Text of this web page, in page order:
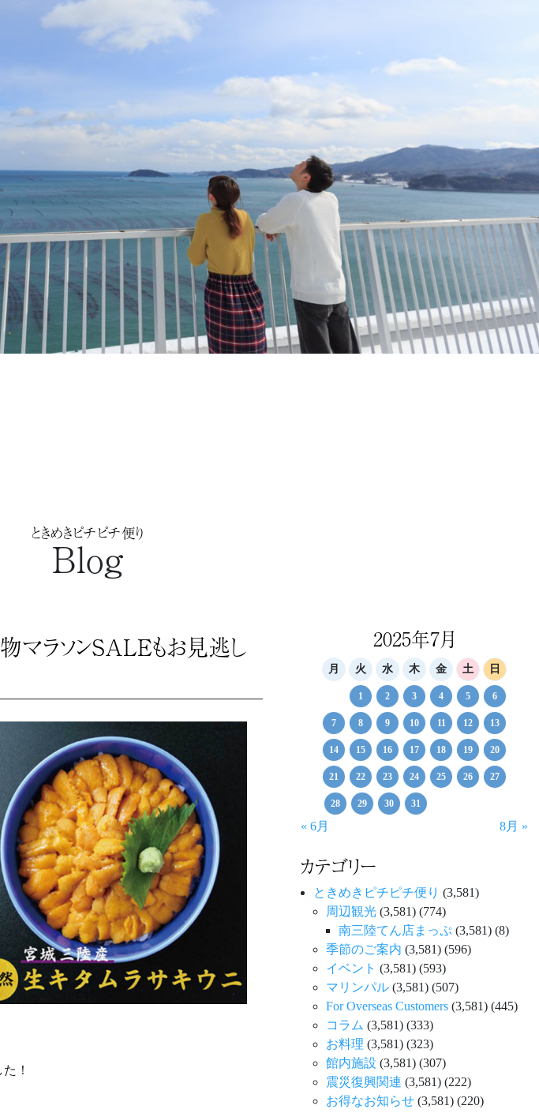
ときめきピチピチ便り
Blog
物マラソンSALEもお見逃し
！
2025年7月
月 火 水 木 金 土 日
1 2 3 4 5 6
7 8 9 10 11 12 13
14 15 16 17 18 19 20
21 22 23 24 25 26 27
28 29 30 31
« 6月 8月 »
カテゴリー
ときめきピチピチ便り (3,581)
周辺観光 (3,581) (774)
南三陸てん店まっぷ (3,581) (8)
季節のご案内 (3,581) (596)
イベント (3,581) (593)
マリンパル (3,581) (507)
For Overseas Customers (3,581) (445)
コラム (3,581) (333)
お料理 (3,581) (323)
館内施設 (3,581) (307)
震災復興関連 (3,581) (222)
お得なお知らせ (3,581) (220)